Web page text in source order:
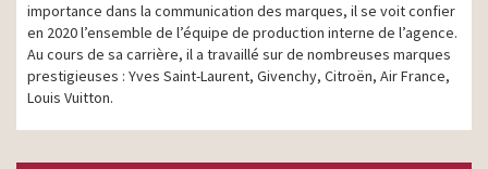
importance dans la communication des marques, il se voit confier
en 2020 l’ensemble de l’équipe de production interne de l’agence.
Au cours de sa carrière, il a travaillé sur de nombreuses marques
prestigieuses : Yves Saint-Laurent, Givenchy, Citroën, Air France,
Louis Vuitton.